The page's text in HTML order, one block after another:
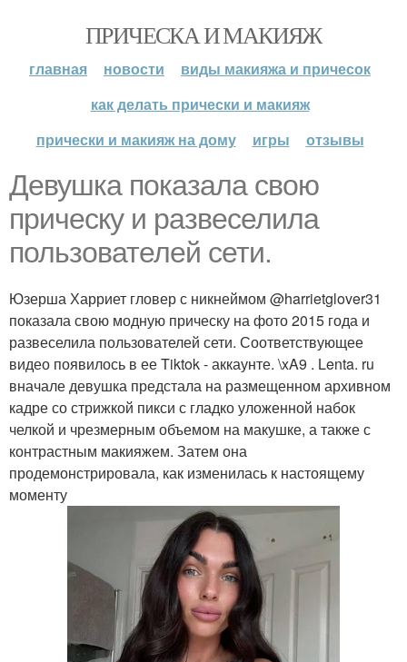
ПРИЧЕСКА И МАКИЯЖ
главная новости
виды макияжа и причесок
как делать прически и макияж
прически и макияж на дому
игры отзывы
Девушка показала свою
прическу и развеселила
пользователей сети.
Юзерша Харриет гловер с никнеймом @harrietglover31
показала свою модную прическу на фото 2015 года и
развеселила пользователей сети. Соответствующее
видео появилось в ее Tiktok - аккаунте. \xA9 . Lenta. ru
вначале девушка предстала на размещенном архивном
кадре со стрижкой пикси с гладко уложенной набок
челкой и чрезмерным объемом на макушке, а также с
контрастным макияжем. Затем она
продемонстрировала, как изменилась к настоящему
моменту